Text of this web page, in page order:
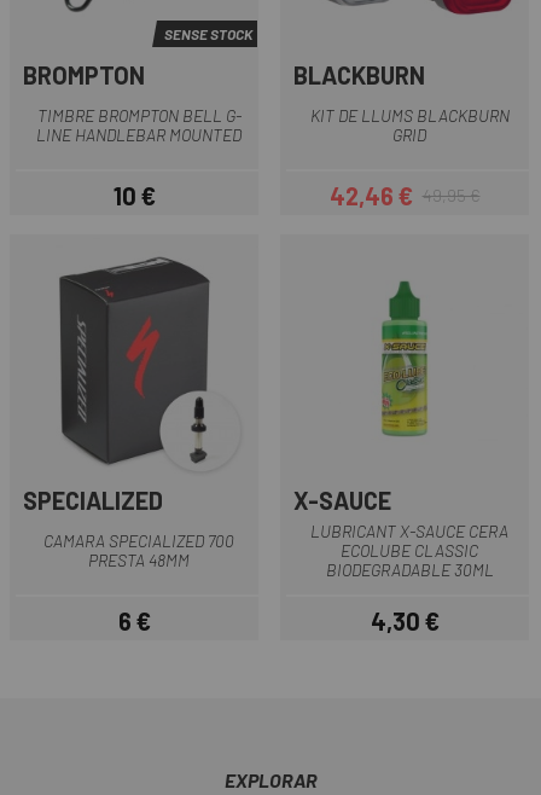
SENSE STOCK
BROMPTON
TIMBRE BROMPTON BELL G-
LINE HANDLEBAR MOUNTED
Preu
10 €
BLACKBURN
KIT DE LLUMS BLACKBURN
GRID
Preu
42,46 €Preu regular
49,95 €
SPECIALIZED
CAMARA SPECIALIZED 700
PRESTA 48MM
Preu
6 €
X-SAUCE
LUBRICANT X-SAUCE CERA
ECOLUBE CLASSIC
BIODEGRADABLE 30ML
Preu
4,30 €
EXPLORAR